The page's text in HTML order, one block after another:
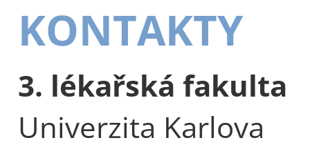
KONTAKTY
3. lékařská fakulta
Univerzita Karlova